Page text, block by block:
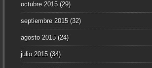
octubre 2015(29)
septiembre 2015(32)
agosto 2015(24)
julio 2015(34)